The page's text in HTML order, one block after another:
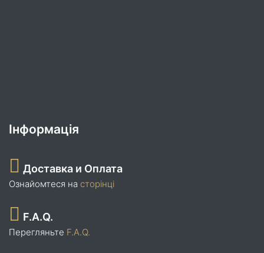
Інформація
Доставка и Оплата
Ознайомтеся на сторінці
F.A.Q.
Перегляньте F.A.Q.